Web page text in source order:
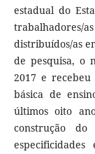
estadual do
trabalhadores/
distribuídos/as
de pesquisa, o
2017 e recebeu
básica de
últimos oito
construção